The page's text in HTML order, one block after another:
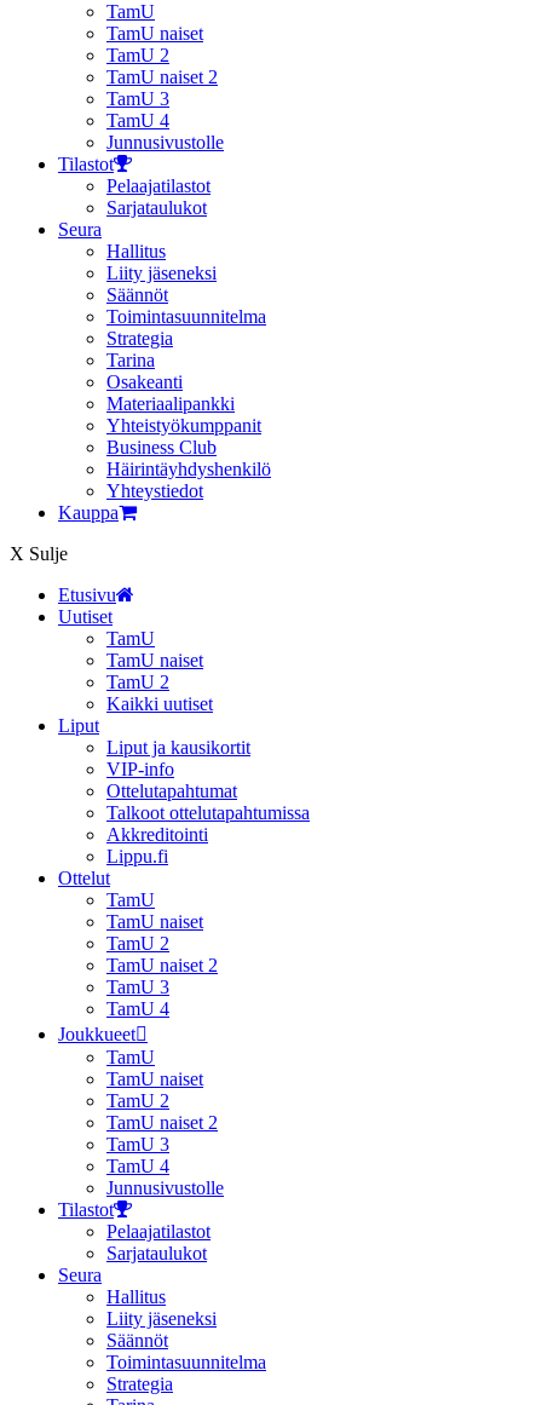
TamU
TamU naiset
TamU 2
TamU naiset 2
TamU 3
TamU 4
Junnusivustolle
Tilastot
Pelaajatilastot
Sarjataulukot
Seura
Hallitus
Liity jäseneksi
Säännöt
Toimintasuunnitelma
Strategia
Tarina
Osakeanti
Materiaalipankki
Yhteistyö­kumppanit
Business Club
Häirintä­yhdyshenkilö
Yhteystiedot
Kauppa
X Sulje
Etusivu
Uutiset
TamU
TamU naiset
TamU 2
Kaikki uutiset
Liput
Liput ja kausikortit
VIP-info
Ottelutapahtumat
Talkoot ottelutapahtumissa
Akkreditointi
Lippu.fi
Ottelut
TamU
TamU naiset
TamU 2
TamU naiset 2
TamU 3
TamU 4
Joukkueet
TamU
TamU naiset
TamU 2
TamU naiset 2
TamU 3
TamU 4
Junnusivustolle
Tilastot
Pelaajatilastot
Sarjataulukot
Seura
Hallitus
Liity jäseneksi
Säännöt
Toimintasuunnitelma
Strategia